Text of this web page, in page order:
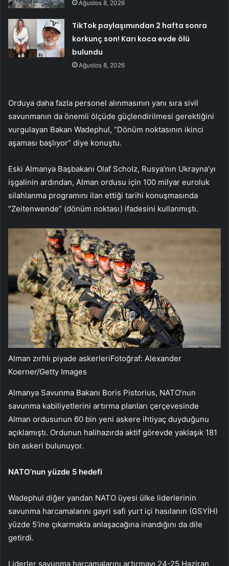
Ağustos 8, 2026
TikTok paylaşımından 2 hafta sonra
korkunç son! Karı koca evde ölü
bulundu
Ağustos 8, 2026
Orduya daha fazla personel alınmasının yanı sıra sivil
savunmanın da önemli ölçüde güçlendirilmesi gerektiğini
vurgulayan Bakan Wadephul, “Dönüm noktasının ikinci
aşaması başlıyor” diye konuştu.
Eski Almanya Başbakanı Olaf Scholz, Rusya’nın Ukrayna’yı
işgalinin ardından, Alman ordusu için 100 milyar euroluk
silahlanma programını ilan ettiği tarihi konuşmasında
“Zeitenwende” (dönüm noktası) ifadesini kullanmıştı.
Alman zırhlı piyade askerleriFotoğraf: Alexander
Koerner/Getty Images
Almanya Savunma Bakanı Boris Pistorius, NATO’nun
savunma kabiliyetlerini artırma planları çerçevesinde
Alman ordusunun 60 bin yeni askere ihtiyaç duyduğunu
açıklamıştı. Ordunun halihazırda aktif görevde yaklaşık 181
bin askeri bulunuyor.
NATO’nun yüzde 5 hedefi
Wadephul diğer yandan NATO üyesi ülke liderlerinin
savunma harcamalarını gayri safi yurt içi hasılanın (GSYİH)
yüzde 5’ine çıkarmakta anlaşacağına inandığını da dile
getirdi.
Liderler savunma harcamalarını artırmayı 24-25 Haziran